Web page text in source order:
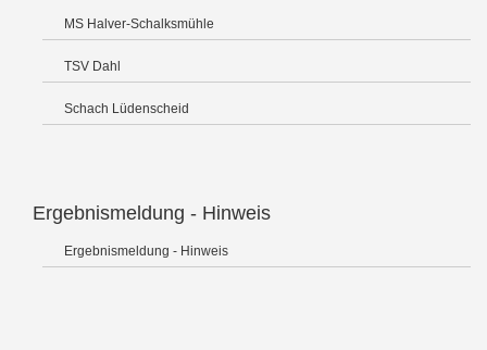
MS Halver-Schalksmühle
TSV Dahl
Schach Lüdenscheid
Ergebnismeldung - Hinweis
Ergebnismeldung - Hinweis